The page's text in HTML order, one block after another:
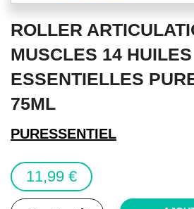
to
beginning
of
the
images
gallery
ROLLER
MUSCLES 14 HUILES
ESSENTIELLES
75ML
PURESSENTIEL
11,99 €